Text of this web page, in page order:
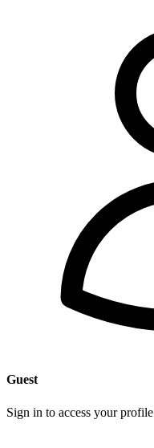
Guest
Sign in to access your profile